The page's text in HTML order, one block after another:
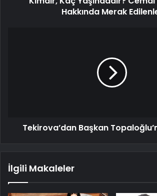
Hakkında Merak
Tekirova’dan Başkan
İlgili Makaleler